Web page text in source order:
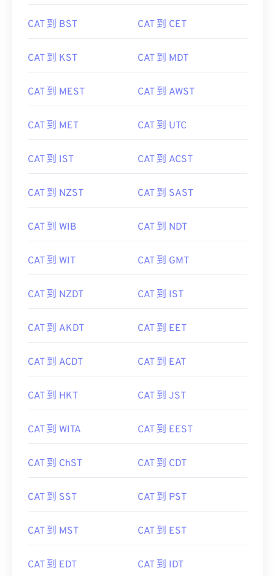
CAT 到 BST CAT 到 CET
CAT 到 KST CAT 到 MDT
CAT 到 MEST CAT 到 AWST
CAT 到 MET CAT 到 UTC
CAT 到 IST CAT 到 ACST
CAT 到 NZST CAT 到 SAST
CAT 到 WIB CAT 到 NDT
CAT 到 WIT CAT 到 GMT
CAT 到 NZDT CAT 到 IST
CAT 到 AKDT CAT 到 EET
CAT 到 ACDT CAT 到 EAT
CAT 到 HKT CAT 到 JST
CAT 到 WITA CAT 到 EEST
CAT 到 ChST CAT 到 CDT
CAT 到 SST CAT 到 PST
CAT 到 MST CAT 到 EST
CAT 到 EDT CAT 到 IDT